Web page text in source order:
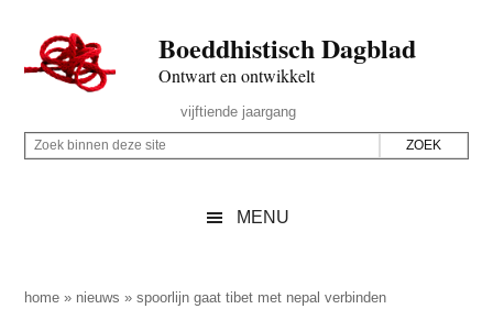
naar
de
inhoud
secondary
naar
de
sidebar
naar
de
Boeddhistisch Dagblad
Ontwart en ontwikkelt
Rechts
vijftiende jaargang
Z
p
Z
i
MENU
home » nieuws »spoorlijn gaat tibet met nepal verbinden